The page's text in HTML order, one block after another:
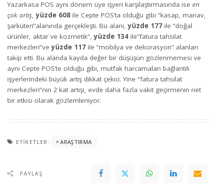
Yazarkasa POS aynı dönem üye işyeri karşılaştırmasında ise en
çok artış ,yüzde 608 ile Cepte POS’ta olduğu gibi “kasap, manav,
şarküteri”alanında gerçekleşti. Bu alanı,yüzde 177 ile “doğal
ürünler, aktar ve kozmetik”, yüzde 134 ile“fatura tahsilat
merkezleri”veyüzde 117 ile “mobilya ve dekorasyon” alanları
takip etti. Bu alanda kayda değer bir düşüşün gözlenmemesi ve
aynı Cepte POS’te olduğu gibi, mutfak harcamaları bağlantılı
işyerlerindeki büyük artış dikkat çekici. Yine “fatura tahsilat
merkezleri”nin 2 kat artışı, evde daha fazla vakit geçirmenin net
bir etkisi olarak gözlemleniyor.
ETIKETLER: ARAŞTIRMA
PAYLAŞ